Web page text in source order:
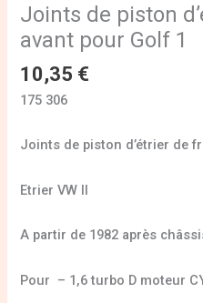
Joints de piston
avant pour Golf 1
10,35 €
175 306
Joints de piston d’étrier de
Etrier VW II
A partir de 1982 après
Pour – 1,6 turbo D moteur